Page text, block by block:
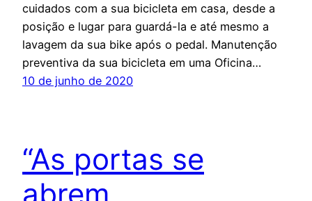
cuidados com a sua bicicleta em casa, desde a
posição e lugar para guardá-la e até mesmo a
lavagem da sua bike após o pedal. Manutenção
preventiva da sua bicicleta em uma Oficina…
10 de junho de 2020
“As portas se
abrem